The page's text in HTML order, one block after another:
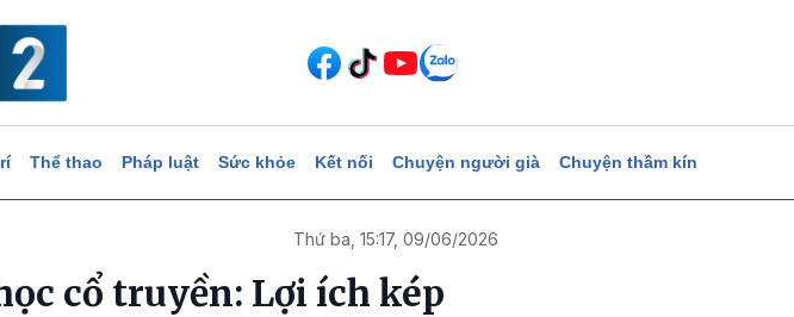
Thể thao Pháp luật Sức khỏe Kết nối Chuyện người già Chuyện thầm kín
Thứ ba, 15:17, 09/06/2026
cổ truyền: Lợi ích kép